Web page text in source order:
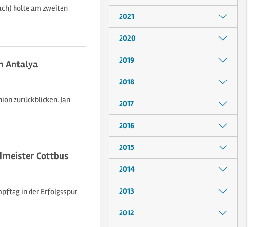
holte am zweiten
Antalya
zurückblicken. Jan
Cottbus
in der Erfolgsspur
2021
2020
2019
2018
2017
2016
2015
2014
2013
2012